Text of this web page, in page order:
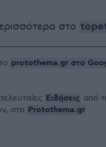
στο
protothema.gr στο
Ειδήσεις από
στο Protothema.gr